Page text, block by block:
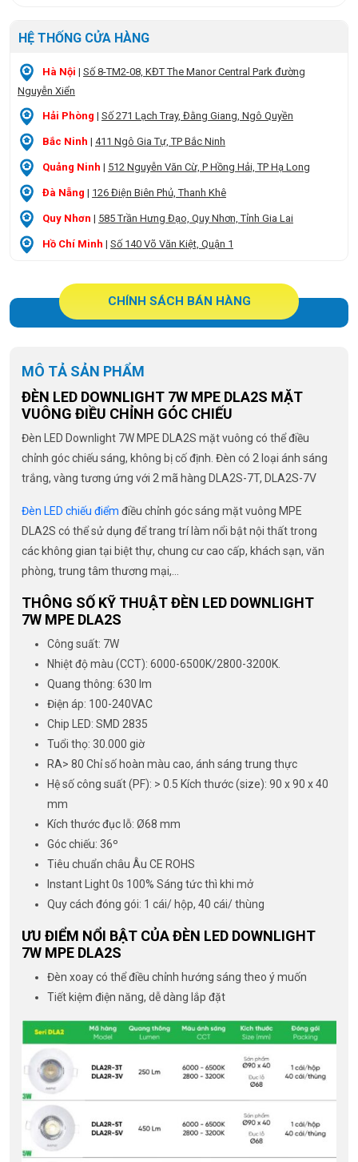
HỆ THỐNG CỬA HÀNG
Hà Nội | Số 8-TM2-08, KĐT The Manor Central Park đường
Nguyễn Xiển
Hải Phòng | Số 271 Lạch Tray, Đằng Giang, Ngô Quyền
Bắc Ninh | 411 Ngô Gia Tự, TP Bắc Ninh
Quảng Ninh | 512 Nguyễn Văn Cừ, P Hồng Hải, TP Hạ Long
Đà Nẵng | 126 Điện Biên Phủ, Thanh Khê
Quy Nhơn | 585 Trần Hưng Đạo, Quy Nhơn, Tỉnh Gia Lai
Hồ Chí Minh | Số 140 Võ Văn Kiệt, Quận 1
CHÍNH SÁCH BÁN HÀNG
MÔ TẢ SẢN PHẨM
ĐÈN LED DOWNLIGHT 7W MPE DLA2S MẶT
VUÔNG ĐIỀU CHỈNH GÓC CHIẾU
Đèn LED Downlight 7W MPE DLA2S mặt vuông có thể điều
chỉnh góc chiếu sáng, không bị cố định. Đèn có 2 loại ánh sáng
trắng, vàng tương ứng với 2 mã hàng DLA2S-7T, DLA2S-7V
Đèn LED chiếu điểm điều chỉnh góc sáng mặt vuông MPE
DLA2S có thể sử dụng để trang trí làm nổi bật nội thất trong
các không gian tại biệt thự, chung cư cao cấp, khách sạn, văn
phòng, trung tâm thương mại,…
THÔNG SỐ KỸ THUẬT ĐÈN LED DOWNLIGHT
7W MPE DLA2S
Công suất: 7W
Nhiệt độ màu (CCT): 6000-6500K/2800-3200K.
Quang thông: 630 lm
Điện áp: 100-240VAC
Chip LED: SMD 2835
Tuổi thọ: 30.000 giờ
RA> 80 Chỉ số hoàn màu cao, ánh sáng trung thực
Hệ số công suất (PF): > 0.5 Kích thước (size): 90 x 90 x 40
mm
Kích thước đục lỗ: Ø68 mm
Góc chiếu: 36º
Tiêu chuẩn châu Âu CE ROHS
Instant Light 0s 100% Sáng tức thì khi mở
Quy cách đóng gói: 1 cái/ hộp, 40 cái/ thùng
ƯU ĐIỂM NỔI BẬT CỦA ĐÈN LED DOWNLIGHT
7W MPE DLA2S
Đèn xoay có thể điều chỉnh hướng sáng theo ý muốn
Tiết kiệm điện năng, dễ dàng lắp đặt